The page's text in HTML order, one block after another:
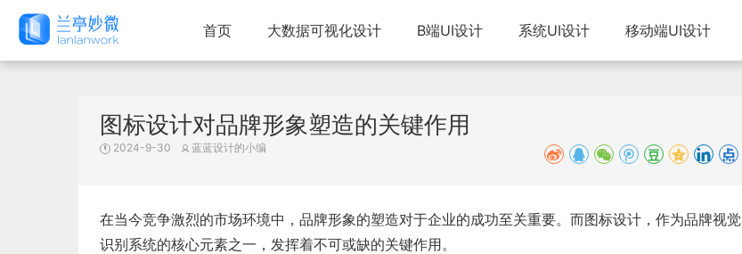
首页 大数据可视化设计 B端UI设计 系统UI设计 移动端UI设计
图标设计对品牌形象塑造的关键作用
2024-9-30 蓝蓝设计的小编
在当今竞争激烈的市场环境中，品牌形象的塑造对于企业的成功至关重要。而图标设计，作为品牌视觉
识别系统的核心元素之一，发挥着不可或缺的关键作用。